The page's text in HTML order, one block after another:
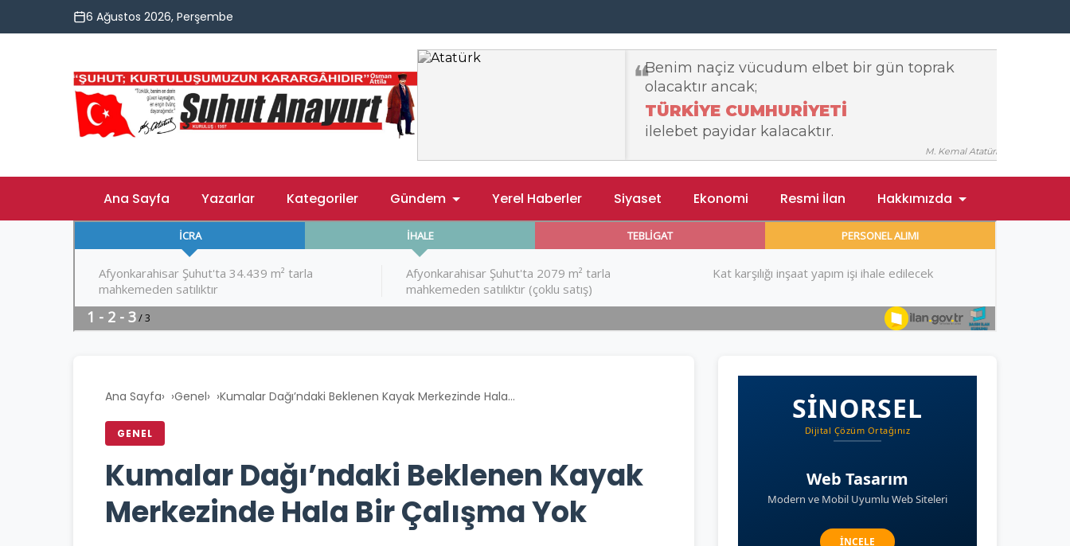
6 Ağustos 2026, Perşembe
Ana Sayfa Yazarlar Kategoriler Gündem Yerel Haberler Siyaset Ekonomi Resmi İlan Hakkımızda
Ana Sayfa› Genel› Kumalar Dağı’ndaki Beklenen Kayak Merkezinde Hala...
GENEL
Kumalar Dağı’ndaki Beklenen Kayak
Merkezinde Hala Bir Çalışma Yok